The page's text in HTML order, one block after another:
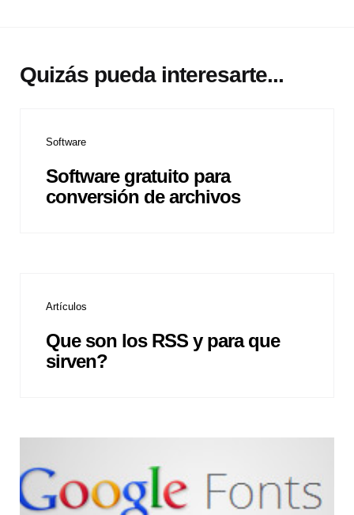
Quizás pueda interesarte...
Software
Software gratuito para
conversión de archivos
Artículos
Que son los RSS y para que
sirven?